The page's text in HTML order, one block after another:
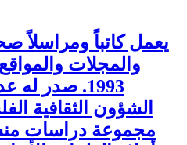
يعمل كاتباً ومراسلاً
والمجلات والمواقع
1993. صدر
الشؤون الثقافية
مجموعة دراسات